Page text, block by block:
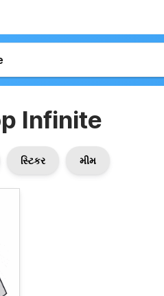
Infinite
સ્ટિકર મીમ